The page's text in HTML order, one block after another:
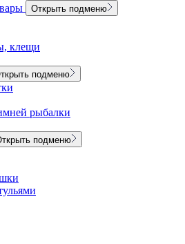
Открыть подменю
клещи
подменю
рыбалки
подменю